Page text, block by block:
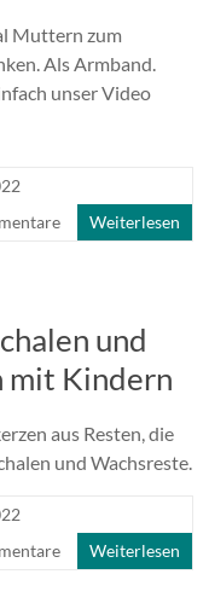
Muttern zum
Als Armband.
unser Video
Weiterlesen
und
mit Kindern
aus Resten, die
und Wachsreste.
Weiterlesen